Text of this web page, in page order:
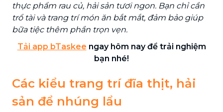
thực phẩm rau củ, hải sản tươi ngon. Bạn chỉ cần
trổ tài và trang trí món ăn bắt mắt, đảm bảo giúp
bữa tiệc thêm phần trọn vẹn.
Tải app bTaskee ngay hôm nay để trải nghiệm
bạn nhé!
Các kiểu trang trí đĩa thịt, hải
sản để nhúng lẩu